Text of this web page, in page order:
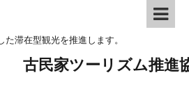
た滞在型観光を推進します。
古民家ツーリズム推進